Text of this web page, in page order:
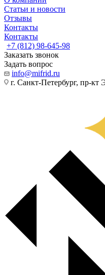
Статьи и новости
Отзывы
Контакты
Контакты
+7 (812) 98-645-98
Заказать звонок
Задать вопрос
info@mifrid.ru
г. Санкт-Петербург, пр-кт